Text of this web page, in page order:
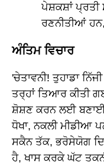
ਪੇਸ਼ਕਸ਼ਾਂ
ਰਣਨੀਤੀਆਂ
ਅੰਤਿਮ ਵਿਚਾਰ
'ਚੇਤਾਵਨੀ! ਤੁਹਾਡਾ
ਤਰ੍ਹਾਂ ਤਿਆਰ ਕੀਤੀ
ਸ਼ੋਸ਼ਣ ਕਰਨ ਲਈ
ਧੋਖਾ, ਨਕਲੀ ਮੀਡੀਆ
ਸਕੈਨ ਤੱਕ, ਭਰੋਸੇਯੋਗ
ਹੈ, ਖਾਸ ਕਰਕੇ ਘੱਟ